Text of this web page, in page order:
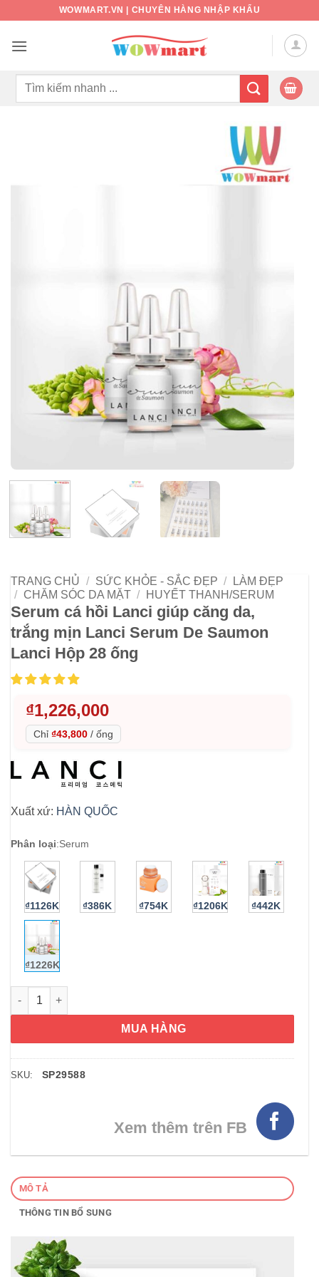
nội
WOWMART.VN | CHUYÊN HÀNG NHẬP KHẨU
Tìm
TRANG CHỦ / SỨC KHỎE - SẮC ĐẸP /
LÀM ĐẸP
/
CHĂM SÓC DA MẶT / HUYẾT THANH/SERUM
Serum cá hồi Lanci giúp căng da,
trắng mịn Lanci Serum De Saumon
Lanci Hộp 28 ống
₫1,226,000
Chỉ ₫43,800 / ống
Xuất xứ: HÀN QUỐC
Phân loại:Serum
₫1126K ₫386K ₫754K ₫1206K ₫442K
₫1226K
Serum cá hồi Lanci giúp căng da, trắng mịn Lanci Serum De
MUA HÀNG
SKU: SP29588
Xem thêm trên FB
MÔ TẢ
THÔNG TIN BỔ SUNG